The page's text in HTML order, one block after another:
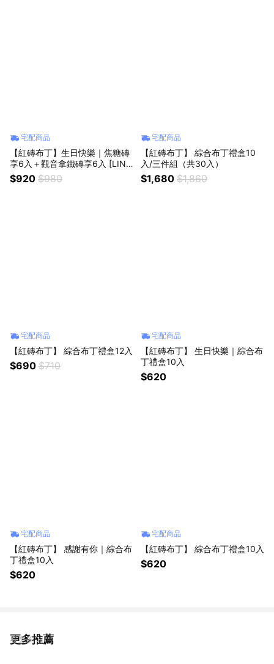
宅配商品
【紅磚布丁】生日快樂｜焦糖磚
享6入＋觀音拿鐵磚享6入 [LINE
禮物獨家]
$920 $980
宅配商品
【紅磚布丁】 綜合布丁禮盒10
入/三件組（共30入）
$1,680 $1,860
宅配商品
【紅磚布丁】 綜合布丁禮盒12入
$690 $710
宅配商品
【紅磚布丁】 生日快樂｜綜合布
丁禮盒10入
$620
宅配商品
【紅磚布丁】 感謝有你｜綜合布
丁禮盒10入
$620
宅配商品
【紅磚布丁】 綜合布丁禮盒10入
$620
更多推薦
看更多